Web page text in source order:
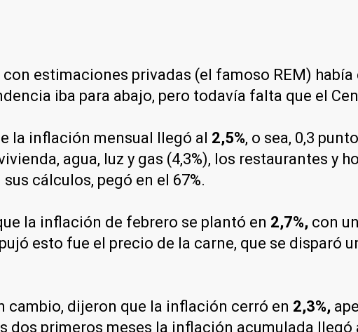
estimaciones privadas (el famoso REM)
iba para abajo, pero todavía falta que el
la inflación mensual llegó al 2,5%, o sea, 0,3
agua, luz y gas (4,3%), los restaurantes y
cálculos, pegó en el 67%.
la inflación de febrero se plantó en 2,7%, con
esto fue el precio de la carne, que se disparó
cambio, dijeron que la inflación cerró en 2,3%,
dos primeros meses la inflación acumulada llegó